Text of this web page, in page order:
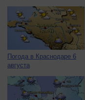
Погода в Краснодаре 6
августа